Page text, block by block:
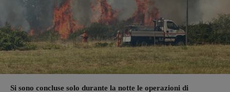
Si sono concluse solo durante la notte le operazioni di